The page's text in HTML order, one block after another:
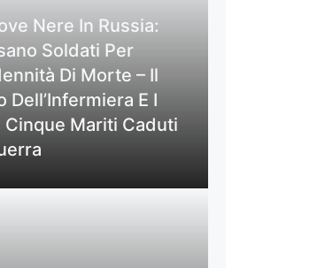
Nere In Russia:
Soldati Per
Di Morte – Il
Dell’Infermiera E I
Cinque Mariti Caduti